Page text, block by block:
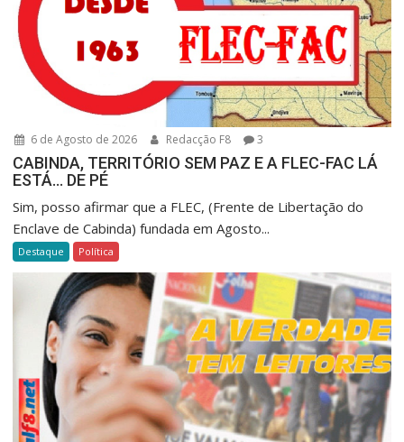
6 de Agosto de 2026 Redacção F8 3
CABINDA, TERRITÓRIO SEM PAZ E A FLEC-FAC LÁ
ESTÁ… DE PÉ
Sim, posso afirmar que a FLEC, (Frente de Libertação do
Enclave de Cabinda) fundada em Agosto...
Destaque Política